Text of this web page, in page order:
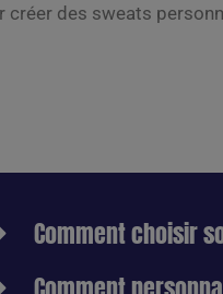
des sweats
Comment choisir